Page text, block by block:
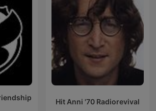
Hit Anni '70 Radiorevival